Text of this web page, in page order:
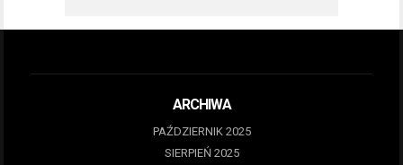
ARCHIWA
PAŹDZIERNIK 2025
SIERPIEŃ 2025